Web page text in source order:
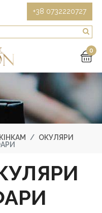
+38 0732220727
0
ОКУЛЯРИ